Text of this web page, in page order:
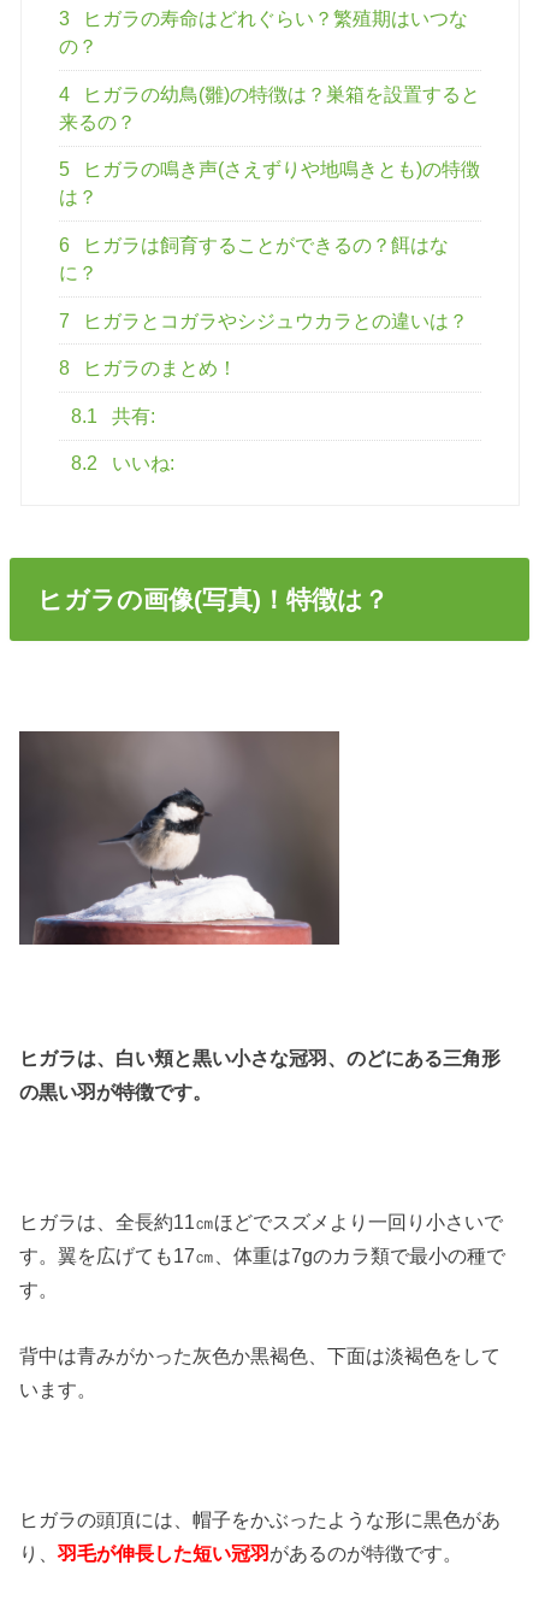
3
ヒガラの寿命はどれぐらい？繁殖期はいつな
の？
4
ヒガラの幼鳥(雛)の特徴は？巣箱を設置すると
来るの？
5
ヒガラの鳴き声(さえずりや地鳴きとも)の特徴
は？
6
ヒガラは飼育することができるの？餌はな
に？
7 ヒガラとコガラやシジュウカラとの違いは？
8 ヒガラのまとめ！
8.1 共有:
8.2 いいね:
ヒガラの画像(写真)！特徴は？
ヒガラは、白い頬と黒い小さな冠羽、のどにある三角形
の黒い羽が特徴です。
ヒガラは、全長約11㎝ほどでスズメより一回り小さいで
す。翼を広げても17㎝、体重は7gのカラ類で最小の種で
す。
背中は青みがかった灰色か黒褐色、下面は淡褐色をして
います。
ヒガラの頭頂には、帽子をかぶったような形に黒色があ
り、羽毛が伸長した短い冠羽 があるのが特徴です。